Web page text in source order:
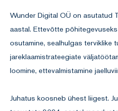
Wunder Digital OÜ on asutatud
aastal. Ettevõtte
osutamine, sealhulgas terviklike
jareklaamistrateegiate
loomine, ettevalmistamine
Juhatus koosneb ühest liigest.